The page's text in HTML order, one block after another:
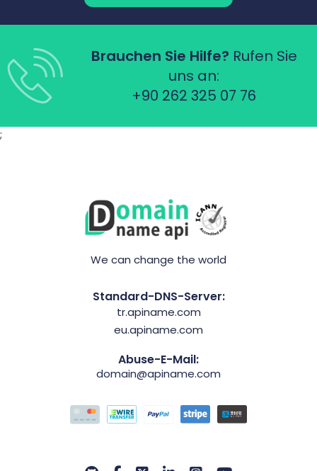
Brauchen Sie Hilfe? Rufen Sie
uns an:
+90 262 325 07 76
;
We can change the world
Standard-DNS-Server:
tr.apiname.com
eu.apiname.com
Abuse-E-Mail:
domain@apiname.com